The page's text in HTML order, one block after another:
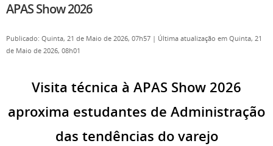
APAS Show 2026
Publicado: Quinta, 21 de Maio de 2026, 07h57 | Última atualização em Quinta, 21
de Maio de 2026, 08h01
Visita técnica à APAS Show 2026
aproxima estudantes de Administração
das tendências do varejo